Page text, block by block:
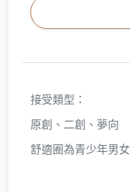
接受類型：
原創、二創、夢向
舒適圈為青少年男女